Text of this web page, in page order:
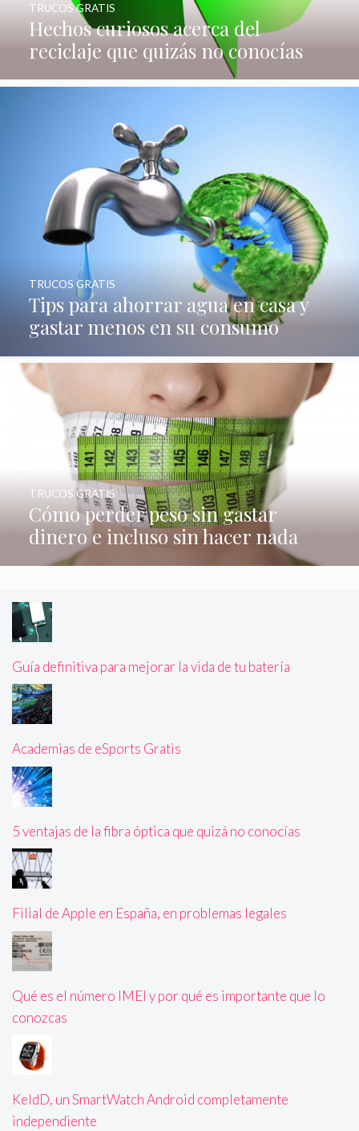
Hechos curiosos acerca del
reciclaje que quizás no conocías
TRUCOS GRATIS
Tips para ahorrar agua en casa y
gastar menos en su consumo
TRUCOS GRATIS
Cómo perder peso sin gastar
dinero e incluso sin hacer nada
TRUCOS GRATIS
Guía definitiva para mejorar la vida de tu batería
Academias de eSports Gratis
5 ventajas de la fibra óptica que quizá no conocías
Filial de Apple en España, en problemas legales
Qué es el número IMEI y por qué es importante que lo
conozcas
KeldD, un SmartWatch Android completamente
independiente